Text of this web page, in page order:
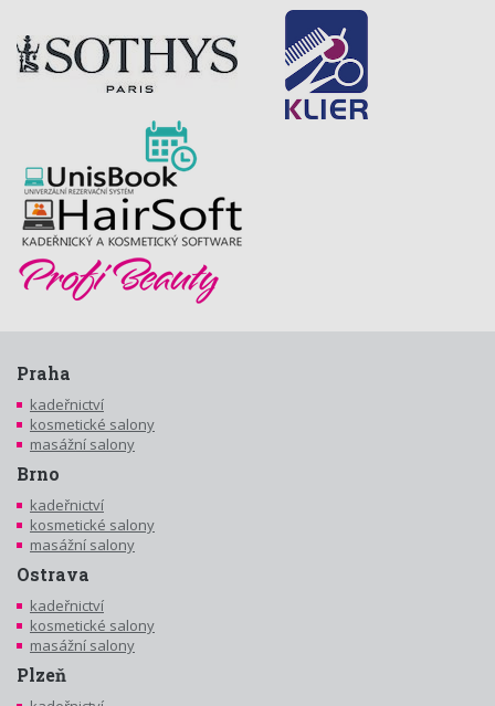
Praha
kadeřnictví
kosmetické salony
masážní salony
Brno
kadeřnictví
kosmetické salony
masážní salony
Ostrava
kadeřnictví
kosmetické salony
masážní salony
Plzeň